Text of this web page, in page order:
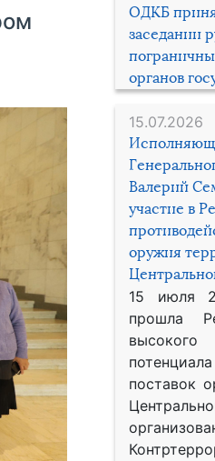
ОДКБ
заседании
органов
15.07.2026
Валерий
участие в
оружия
15 июля
прошла
высокого
поставок